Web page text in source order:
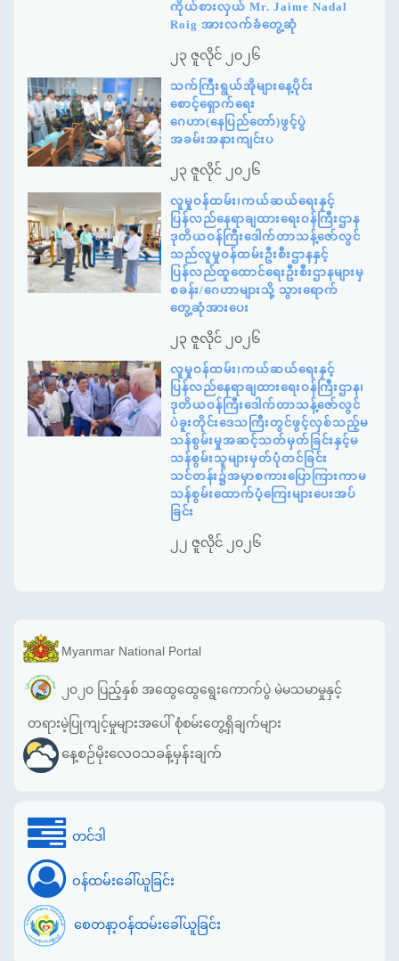
ကိုယ်စားလှယ် Mr. Jaime Nadal
Roig အားလက်ခံတွေ့ဆုံ
၂၃ ဇူလိုင် ၂၀၂၆
သက်ကြီးရွယ်အိုများနေ့ပိုင်း
စောင့်ရှောက်ရေး
ဂေဟာ(နေပြည်တော်)ဖွင့်ပွဲ
အခမ်းအနားကျင်းပ
၂၃ ဇူလိုင် ၂၀၂၆
လူမှုဝန်ထမ်း၊ကယ်ဆယ်ရေးနှင့်
ပြန်လည်နေရာချထားရေးဝန်ကြီးဌာန
ဒုတိယဝန်ကြီးဒေါက်တာသန့်ဇော်လွင်
သည်လူမှုဝန်ထမ်းဦးစီးဌာနနှင့်
ပြန်လည်ထူထောင်ရေးဦးစီးဌာနများမှ
စခန်း/ဂေဟာများသို့ သွားရောက်
တွေ့ဆုံအားပေး
၂၃ ဇူလိုင် ၂၀၂၆
လူမှုဝန်ထမ်း၊ကယ်ဆယ်ရေးနှင့်
ပြန်လည်နေရာချထားရေးဝန်ကြီးဌာန၊
ဒုတိယဝန်ကြီးဒေါက်တာသန့်ဇော်လွင်
ပဲခူးတိုင်းဒေသကြီးတွင်ဖွင့်လှစ်သည့်မ
သန်စွမ်းမှုအဆင့်သတ်မှတ်ခြင်းနှင့်မ
သန်စွမ်းသူများမှတ်ပုံတင်ခြင်း
သင်တန်း၌အမှာစကားပြောကြားကာမ
သန်စွမ်းထောက်ပံ့ကြေးများပေးအပ်
ခြင်း
၂၂ ဇူလိုင် ၂၀၂၆
Myanmar National Portal
၂၀၂၀ ပြည့်နှစ် အထွေထွေရွေးကောက်ပွဲ မဲမသမာမှုနှင့်
တရားမဲ့ပြုကျင့်မှုများအပေါ် စုံစမ်းတွေ့ရှိချက်များ
နေ့စဉ်မိုးလေဝသခန့်မှန်းချက်
တင်ဒါ
ဝန်ထမ်းခေါ်ယူခြင်း
စေတနာ့ဝန်ထမ်းခေါ်ယူခြင်း